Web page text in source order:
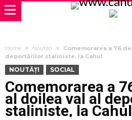
Home Noutăți
Comemorarea a 76
deportărilor staliniste, la Cahul
NOUTĂȚI SOCIAL
Comemorarea a
al doilea val al
staliniste, la Cahul